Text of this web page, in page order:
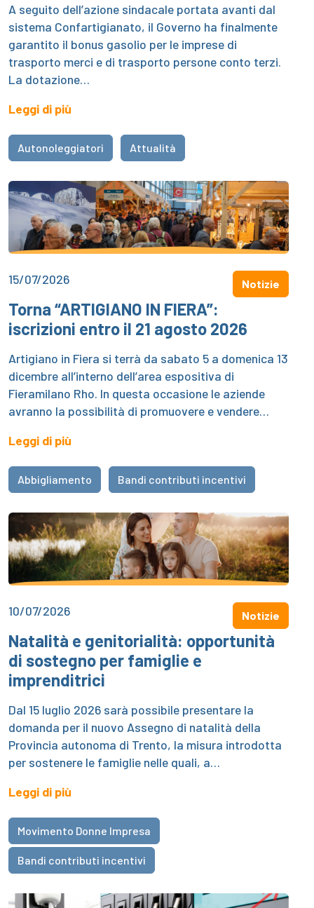
A seguito dell’azione sindacale portata avanti dal
sistema Confartigianato, il Governo ha finalmente
garantito il bonus gasolio per le imprese di
trasporto merci e di trasporto persone conto terzi.
La dotazione…
Leggi di più
Autonoleggiatori Attualità
15/07/2026 Notizie
Torna “ARTIGIANO IN FIERA”:
iscrizioni entro il 21 agosto 2026
Artigiano in Fiera si terrà da sabato 5 a domenica 13
dicembre all’interno dell’area espositiva di
Fieramilano Rho. In questa occasione le aziende
avranno la possibilità di promuovere e vendere…
Leggi di più
Abbigliamento Bandi contributi incentivi
10/07/2026 Notizie
Natalità e genitorialità: opportunità
di sostegno per famiglie e
imprenditrici
Dal 15 luglio 2026 sarà possibile presentare la
domanda per il nuovo Assegno di natalità della
Provincia autonoma di Trento, la misura introdotta
per sostenere le famiglie nelle quali, a…
Leggi di più
Movimento Donne Impresa
Bandi contributi incentivi